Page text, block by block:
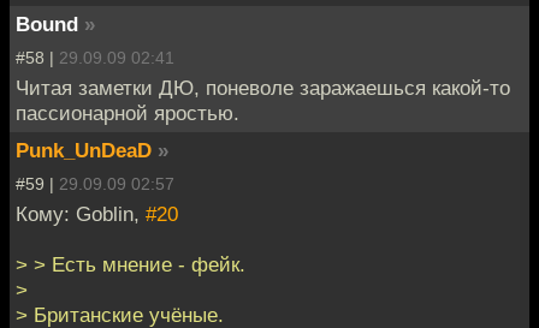
Bound »
#58 | 29.09.09 02:41
Читая заметки ДЮ, поневоле заражаешься какой-то
пассионарной яростью.
Punk_UnDeaD »
#59 | 29.09.09 02:57
Кому: Goblin, #20
> > Есть мнение - фейк.
>
> Британские учёные.